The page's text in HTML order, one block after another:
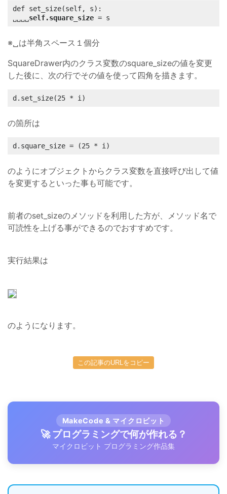
def set_size(self, s):
self.square_size = s
※␣は半角スペース１個分
SquareDrawer内のクラス変数のsquare_sizeの値を変更
した後に、次の行でその値を使って四角を描きます。
d.set_size(25 * i)
の箇所は
d.square_size = (25 * i)
のようにオブジェクトからクラス変数を直接呼び出して値
を変更するといった事も可能です。
前者のset_sizeのメソッドを利用した方が、メソッド名で
可読性を上げる事ができるのでおすすめです。
実行結果は
のようになります。
この記事のURLをコピー
MakeCode & マイクロビット
🚀 プログラミングで何が作れる？
マイクロビット プログラミング作品集